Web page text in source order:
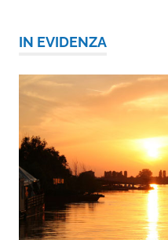
IN EVIDENZA